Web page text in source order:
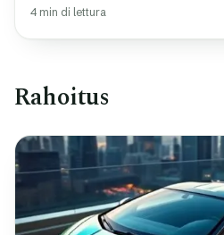
4 min di lettura
Rahoitus